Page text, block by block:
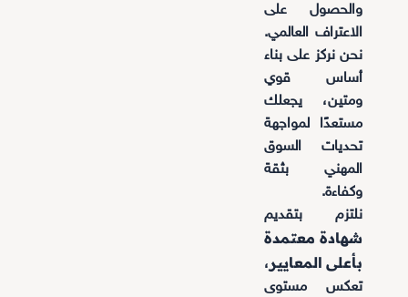
والحصول على
الاعتراف العالمي.
نحن نركز على بناء
أساس قوي
ومتين، يجعلك
مستعدًا لمواجهة
تحديات السوق
المهني بثقة
وكفاءة.
نلتزم بتقديم
شهادة معتمدة
بأعلى المعايير،
تعكس مستوى